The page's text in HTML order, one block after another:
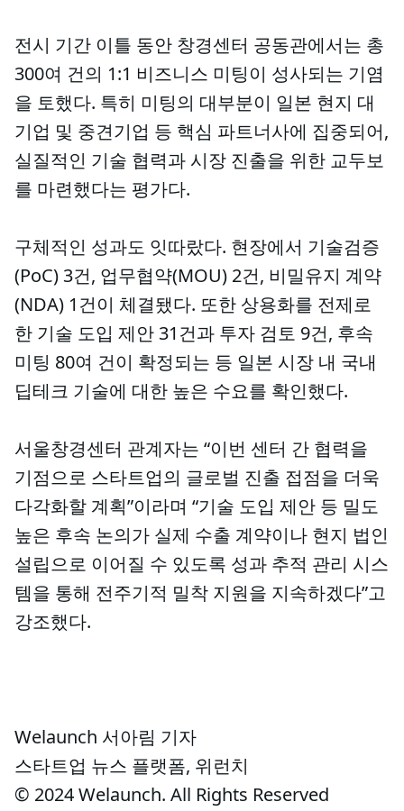
전시 기간 이틀 동안 창경센터 공동관에서는 총
300여 건의 1:1 비즈니스 미팅이 성사되는 기염
을 토했다. 특히 미팅의 대부분이 일본 현지 대
기업 및 중견기업 등 핵심 파트너사에 집중되어,
실질적인 기술 협력과 시장 진출을 위한 교두보
를 마련했다는 평가다.
구체적인 성과도 잇따랐다. 현장에서 기술검증
(PoC) 3건, 업무협약(MOU) 2건, 비밀유지 계약
(NDA) 1건이 체결됐다. 또한 상용화를 전제로
한 기술 도입 제안 31건과 투자 검토 9건, 후속
미팅 80여 건이 확정되는 등 일본 시장 내 국내
딥테크 기술에 대한 높은 수요를 확인했다.
서울창경센터 관계자는 “이번 센터 간 협력을
기점으로 스타트업의 글로벌 진출 접점을 더욱
다각화할 계획”이라며 “기술 도입 제안 등 밀도
높은 후속 논의가 실제 수출 계약이나 현지 법인
설립으로 이어질 수 있도록 성과 추적 관리 시스
템을 통해 전주기적 밀착 지원을 지속하겠다”고
강조했다.
Welaunch 서아림 기자
스타트업 뉴스 플랫폼, 위런치
© 2024 Welaunch. All Rights Reserved